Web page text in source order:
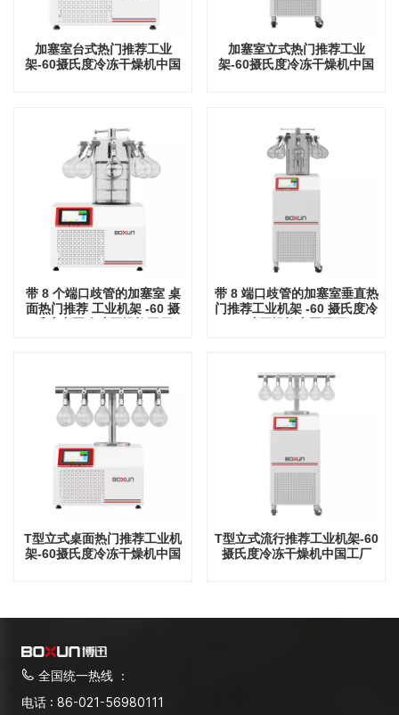
加塞室台式热门推荐工业
架-60摄氏度冷冻干燥机中国
加塞室立式热门推荐工业
架-60摄氏度冷冻干燥机中国
带 8 个端口歧管的加塞室 桌
面热门推荐 工业机架 -60 摄
带 8 端口歧管的加塞室垂直热
门推荐工业机架 -60 摄氏度冷
T型立式桌面热门推荐工业机
架-60摄氏度冷冻干燥机中国
T型立式流行推荐工业机架-60
摄氏度冷冻干燥机中国工厂
全国统一热线 ：
电话 : 86-021-56980111